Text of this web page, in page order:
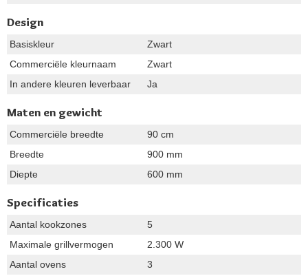
Design
Basiskleur
Zwart
Commerciële kleurnaam
Zwart
In andere kleuren leverbaar
Ja
Maten en gewicht
Commerciële breedte
90 cm
Breedte
900 mm
Diepte
600 mm
Specificaties
Aantal kookzones
5
Maximale grillvermogen
2.300 W
Aantal ovens
3